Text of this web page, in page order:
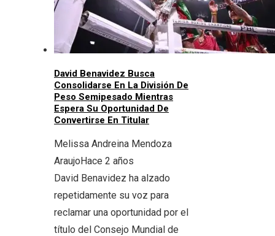
David Benavidez Busca
Consolidarse En La División De
Peso Semipesado Mientras
Espera Su Oportunidad De
Convertirse En Titular
Melissa Andreina Mendoza
AraujoHace 2 años
David Benavidez ha alzado
repetidamente su voz para
reclamar una oportunidad por el
título del Consejo Mundial de